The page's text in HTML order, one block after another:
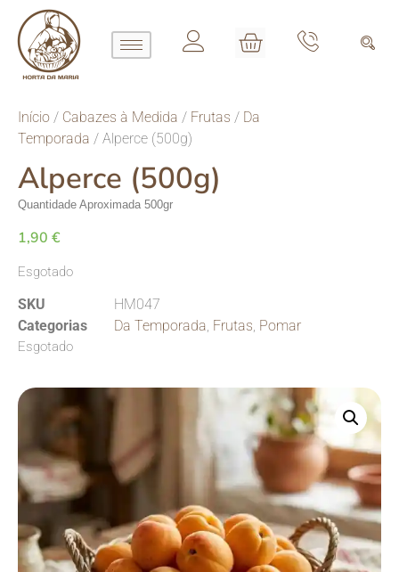
Início / Cabazes à Medida / Frutas / Da
Temporada / Alperce (500g)
Alperce (500g)
Quantidade Aproximada 500gr
1,90 €
Esgotado
SKU
HM047
Categorias
Da Temporada, Frutas, Pomar
Esgotado